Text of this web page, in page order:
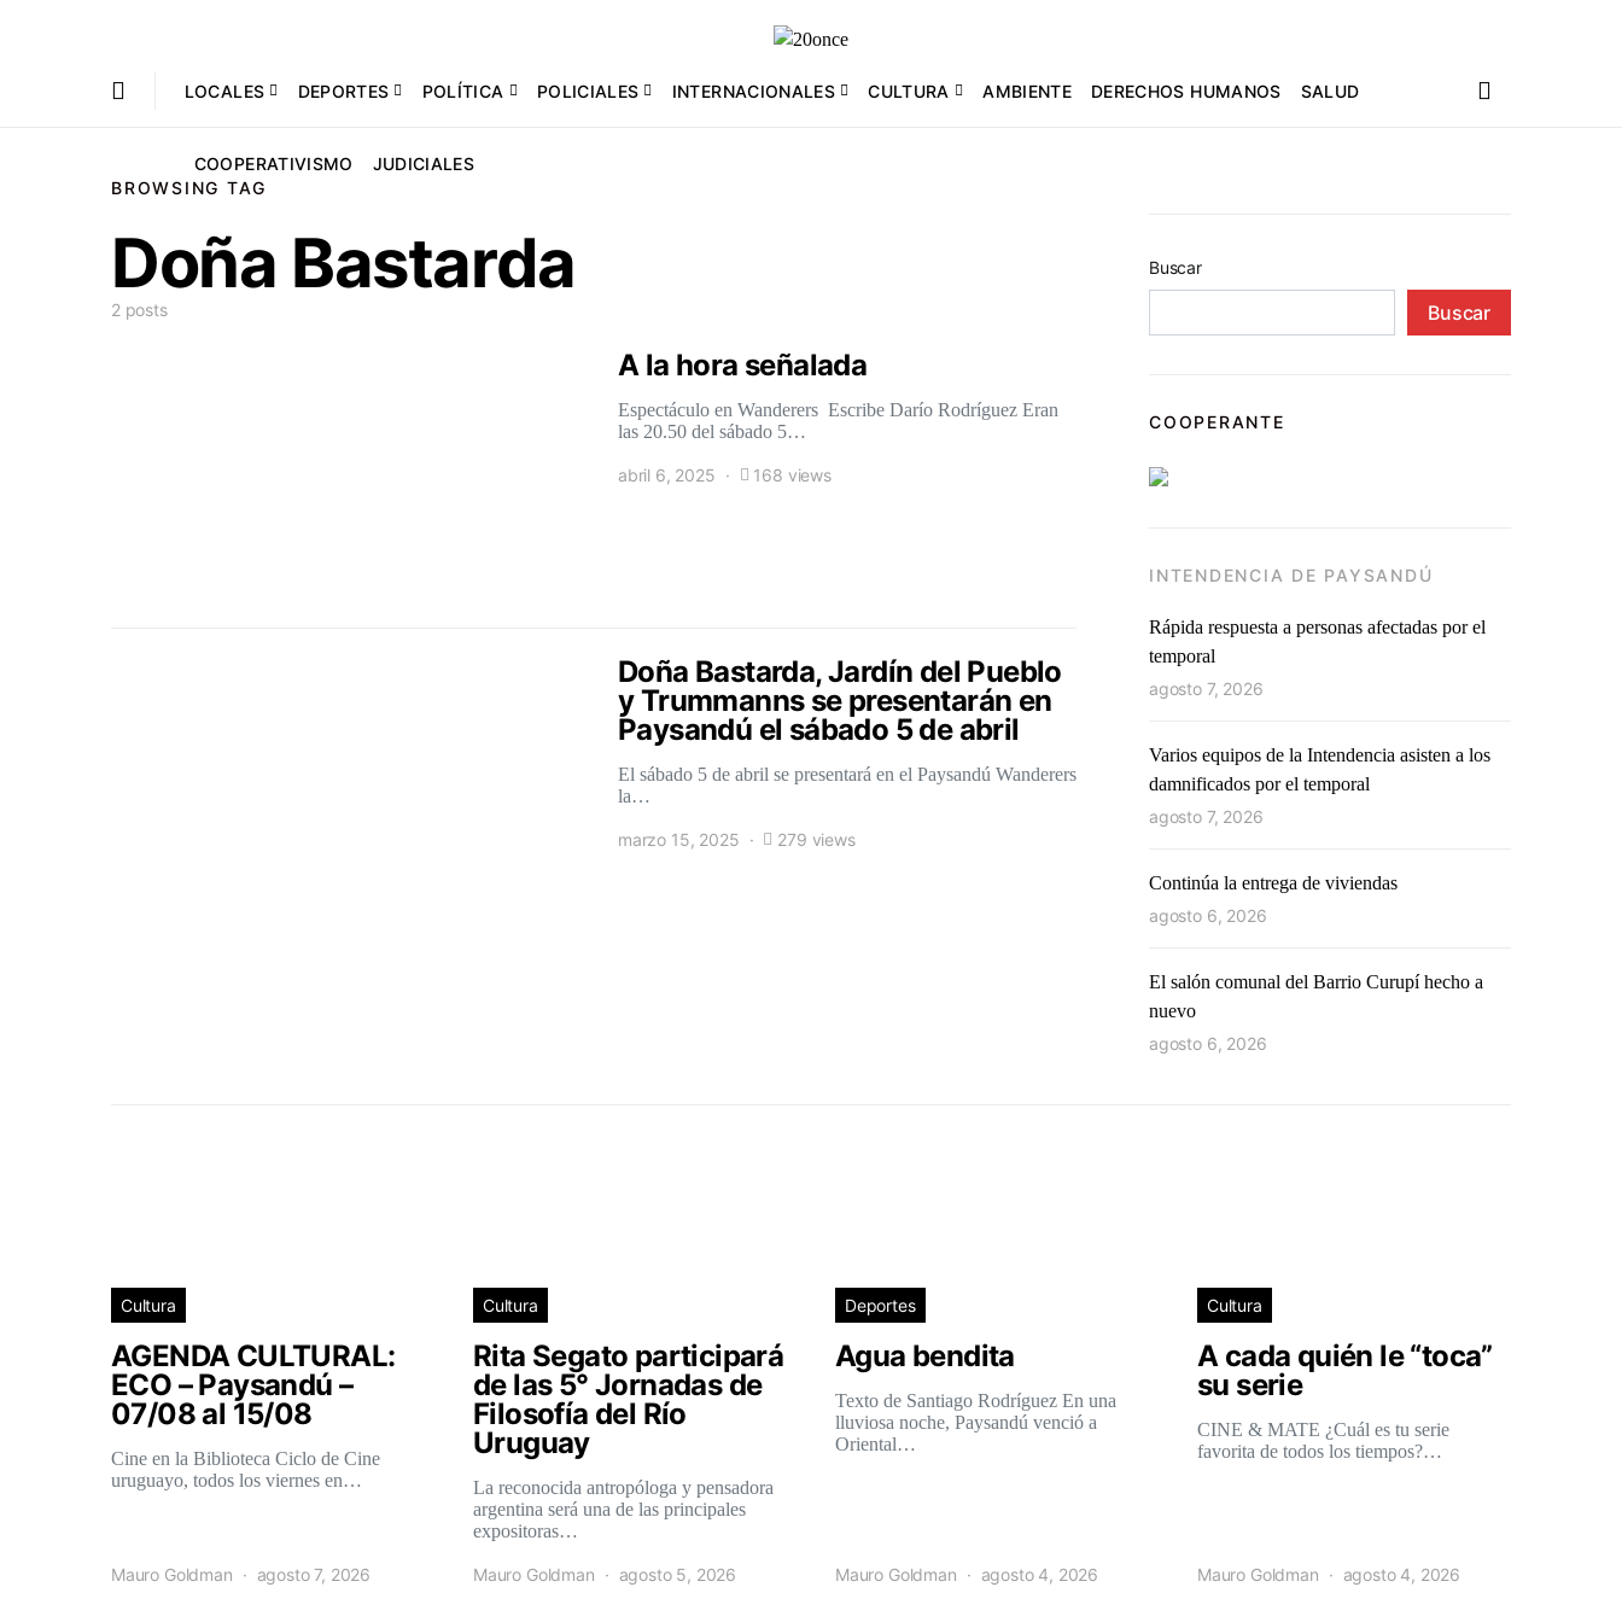
LOCALES DEPORTES POLÍTICA POLICIALES INTERNACIONALES CULTURA AMBIENTE DERECHOS HUMANOS SALUD
COOPERATIVISMO
JUDICIALES
BROWSING TAG
Doña Bastarda
2 posts
A la hora señalada
Espectáculo en Wanderers Escribe Darío Rodríguez Eran
las 20.50 del sábado 5…
abril 6, 2025 168 views
Doña Bastarda, Jardín del Pueblo
y Trummanns se presentarán en
Paysandú el sábado 5 de abril
El sábado 5 de abril se presentará en el Paysandú Wanderers
la…
marzo 15, 2025 279 views
Buscar
Buscar
COOPERANTE
INTENDENCIA DE PAYSANDÚ
Rápida respuesta a personas afectadas por el
temporal
agosto 7, 2026
Varios equipos de la Intendencia asisten a los
damnificados por el temporal
agosto 7, 2026
Continúa la entrega de viviendas
agosto 6, 2026
El salón comunal del Barrio Curupí hecho a
nuevo
agosto 6, 2026
Cultura
AGENDA CULTURAL:
ECO – Paysandú –
07/08 al 15/08
Cine en la Biblioteca Ciclo de Cine
uruguayo, todos los viernes en…
Mauro Goldman agosto 7, 2026
Cultura
Rita Segato participará
de las 5° Jornadas de
Filosofía del Río
Uruguay
La reconocida antropóloga y pensadora
argentina será una de las principales
expositoras…
Mauro Goldman agosto 5, 2026
Deportes
Agua bendita
Texto de Santiago Rodríguez En una
lluviosa noche, Paysandú venció a
Oriental…
Mauro Goldman agosto 4, 2026
Cultura
A cada quién le “toca”
su serie
CINE & MATE ¿Cuál es tu serie
favorita de todos los tiempos?…
Mauro Goldman agosto 4, 2026